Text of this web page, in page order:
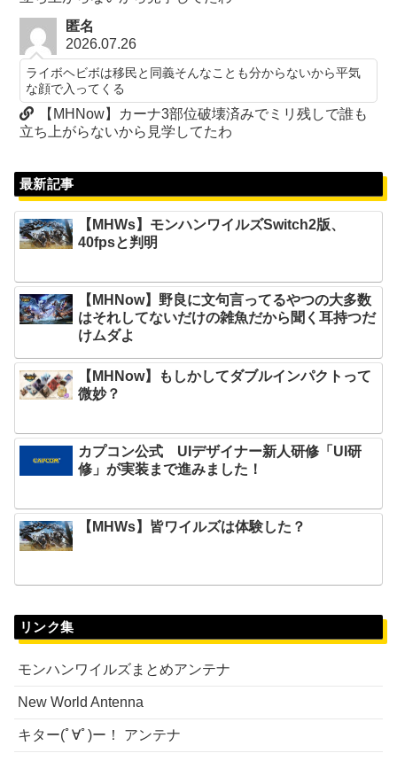
匿名
2026.07.26
ライボヘビボは移民と同義そんなことも分からないから平気
な顔で入ってくる
【MHNow】カーナ3部位破壊済みでミリ残しで誰も
立ち上がらないから見学してたわ
最新記事
【MHWs】モンハンワイルズSwitch2版、
40fpsと判明
【MHNow】野良に文句言ってるやつの大多数
はそれしてないだけの雑魚だから聞く耳持つだ
けムダよ
【MHNow】もしかしてダブルインパクトって
微妙？
カプコン公式 UIデザイナー新人研修「UI研
修」が実装まで進みました！
【MHWs】皆ワイルズは体験した？
リンク集
モンハンワイルズまとめアンテナ
New World Antenna
キター(ﾟ∀ﾟ)ー！ アンテナ